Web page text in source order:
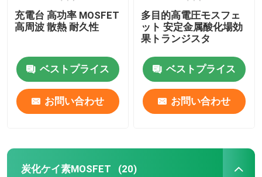
充電台 高功率 MOSFET
高周波 散熱 耐久性
ベストプライス
お問い合わせ
多目的高電圧モスフェ
ット 安定金属酸化場効
果トランジスタ
ベストプライス
お問い合わせ
炭化ケイ素MOSFET (20)